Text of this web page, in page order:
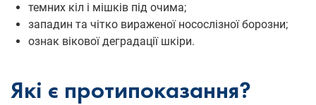
темних кіл і мішків під очима;
западин та чітко вираженої носослізної борозни;
ознак вікової деградації шкіри.
Які є протипоказання?